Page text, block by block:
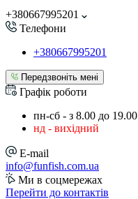
+380667995201
Телефони
+380667995201
Передзвоніть мені
Графік роботи
пн-сб - з 8.00 до 19.00
нд - вихідний
E-mail
info@funfish.com.ua
Ми в соцмережах
Перейти до контактів